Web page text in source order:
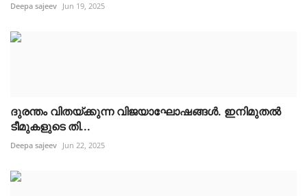
Deepa sajeev Jun 19, 2025
ദുരന്തം വിതയ്ക്കുന്ന വിജയാഘോഷങ്ങൾ. ഇനിമുതൽ
ടീമുകളുടെ തി...
Deepa sajeev Jun 22, 2025